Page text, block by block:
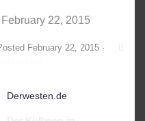
February 22, 2015
February 22, 2015 ·
Derwesten.de